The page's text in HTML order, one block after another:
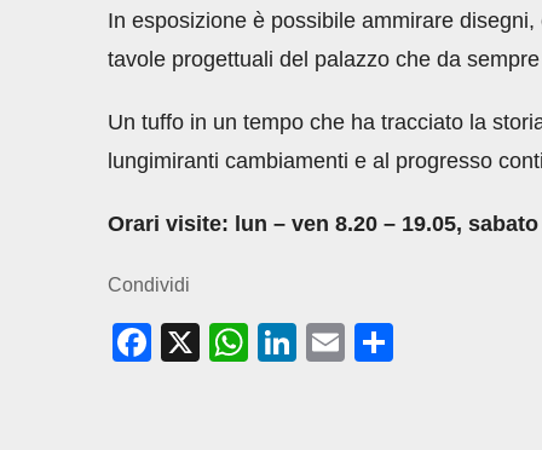
In esposizione è possibile ammirare
tavole progettuali del palazzo che da
Un tuffo in un tempo che ha tracciato la
lungimiranti cambiamenti e al progresso
Orari visite: lun – ven 8.20 – 19.05, sabato
Condividi
F
X
W
Li
E